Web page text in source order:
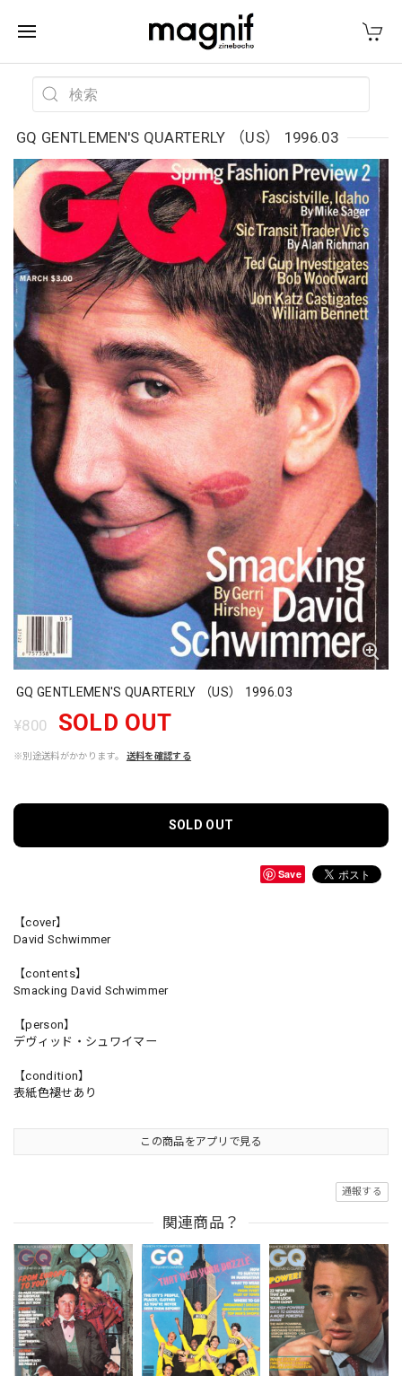
GQ GENTLEMEN'S QUARTERLY （US） 1996.03
GQ GENTLEMEN'S QUARTERLY （US） 1996.03
¥800 SOLD OUT
※別途送料がかかります。 送料を確認する
SOLD OUT
Save
【cover】
David Schwimmer
【contents】
Smacking David Schwimmer
【person】
デヴィッド・シュワイマー
【condition】
表紙色褪せあり
この商品をアプリで見る
通報する
関連商品？